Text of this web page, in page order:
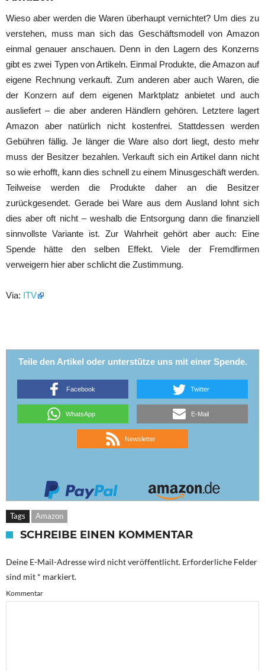
Wieso aber werden die Waren überhaupt vernichtet? Um dies zu
verstehen, muss man sich das Geschäftsmodell von Amazon
einmal genauer anschauen. Denn in den Lagern des Konzerns
gibt es zwei Typen von Artikeln. Einmal Produkte, die Amazon auf
eigene Rechnung verkauft. Zum anderen aber auch Waren, die
der Konzern auf dem eigenen Marktplatz anbietet und auch
ausliefert – die aber anderen Händlern gehören. Letztere lagert
Amazon aber natürlich nicht kostenfrei. Stattdessen werden
Gebühren fällig. Je länger die Ware also dort liegt, desto mehr
muss der Besitzer bezahlen. Verkauft sich ein Artikel dann nicht
so wie erhofft, kann dies schnell zu einem Minusgeschäft werden.
Teilweise werden die Produkte daher an die Besitzer
zurückgesendet. Gerade bei Ware aus dem Ausland lohnt sich
dies aber oft nicht – weshalb die Entsorgung dann die finanziell
sinnvollste Variante ist. Zur Wahrheit gehört aber auch: Eine
Spende hätte den selben Effekt. Viele der Fremdfirmen
verweigern hier aber schlicht die Zustimmung.
Via: ITV
Teile den Artikel oder unterstütze uns mit einer Spende.
Facebook Twitter
WhatsApp E-Mail
Newsletter
Tags Amazon
SCHREIBE EINEN KOMMENTAR
Deine E-Mail-Adresse wird nicht veröffentlicht. Erforderliche Felder
sind mit * markiert.
Kommentar